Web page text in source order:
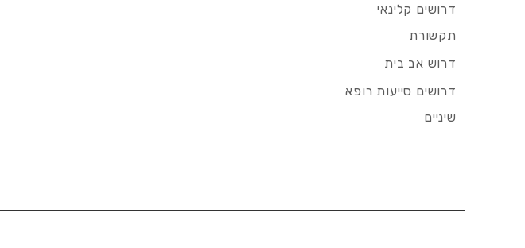
דרושים קלינאי
תקשורת
דרוש אב בית
דרושים סייעות רופא
שיניים